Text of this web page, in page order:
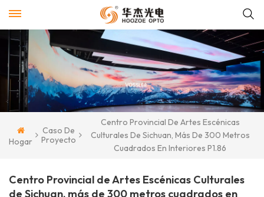
Hogar
Caso De
Proyecto
Centro Provincial De Artes Escénicas
Culturales De Sichuan, Más De 300 Metros
Cuadrados En Interiores P1.86
Centro Provincial de Artes Escénicas Culturales
de Sichuan, más de 300 metros cuadrados en